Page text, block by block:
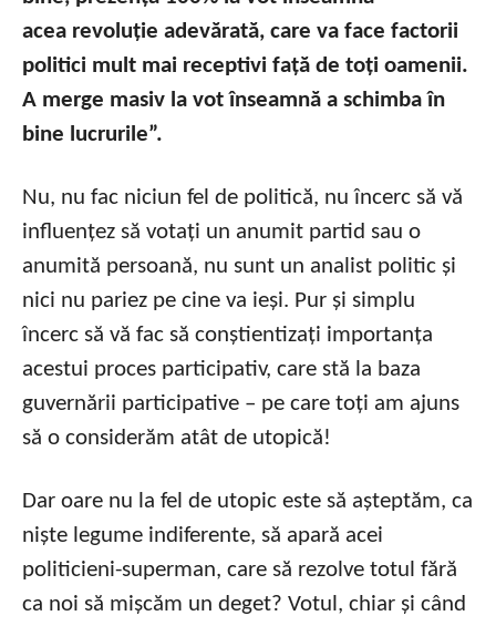
acea revoluție adevărată, care va face factorii
politici mult mai receptivi față de toți oamenii.
A merge masiv la vot înseamnă a schimba în
bine lucrurile”.
Nu, nu fac niciun fel de politică, nu încerc să vă
influențez să votați un anumit partid sau o
anumită persoană, nu sunt un analist politic și
nici nu pariez pe cine va ieși. Pur și simplu
încerc să vă fac să conștientizați importanța
acestui proces participativ, care stă la baza
guvernării participative – pe care toți am ajuns
să o considerăm atât de utopică!
Dar oare nu la fel de utopic este să așteptăm, ca
niște legume indiferente, să apară acei
politicieni-superman, care să rezolve totul fără
ca noi să mișcăm un deget? Votul, chiar și când